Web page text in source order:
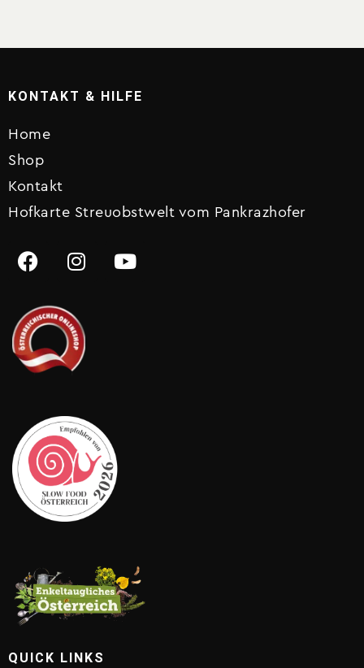
QUICK LINKS
KONTAKT & HILFE
Home
Shop
Kontakt
Hofkarte Streuobstwelt vom Pankrazhofer